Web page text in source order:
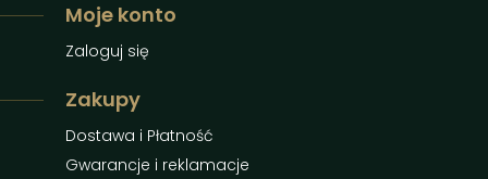
Moje konto
Zaloguj się
Zakupy
Dostawa i Płatność
Gwarancje i reklamacje